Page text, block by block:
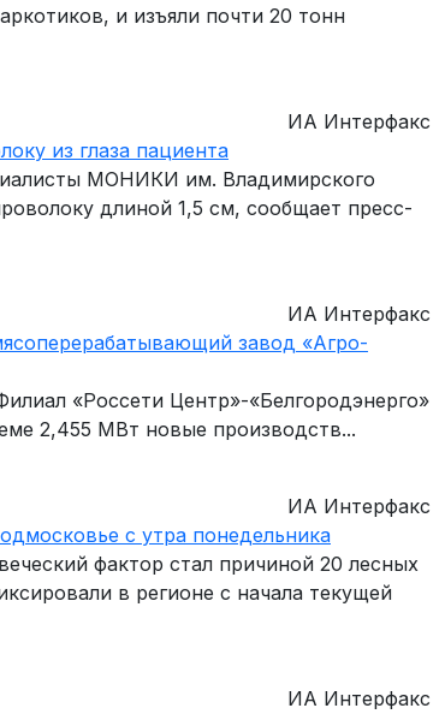
и изъяли почти 20 тонн
ИА Интерфакс
из глаза пациента
МОНИКИ им. Владимирского
длиной 1,5 см, сообщает пресс-
ИА Интерфакс
завод «Агро-
«Россети Центр»-«Белгородэнерго»
2,455 МВт новые производств...
ИА Интерфакс
с утра понедельника
фактор стал причиной 20 лесных
в регионе с начала текущей
ИА Интерфакс